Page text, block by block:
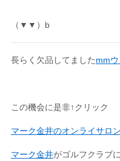
（▼▼）b
長らく欠品してましたmm
この機会に是非↑クリック
マーク金井のオンライサロ
マーク金井がゴルフクラブ